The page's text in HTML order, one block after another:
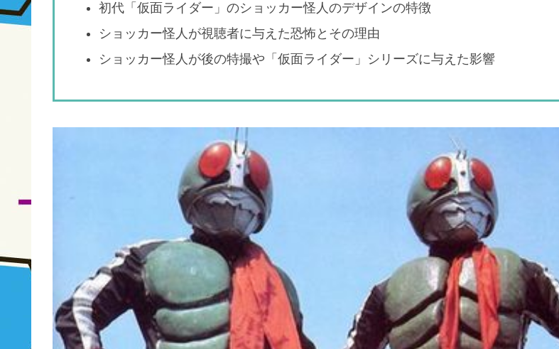
初代「仮面ライダー」のショッカー怪人のデザインの特徴
ショッカー怪人が視聴者に与えた恐怖とその理由
ショッカー怪人が後の特撮や「仮面ライダー」シリーズに与えた影響